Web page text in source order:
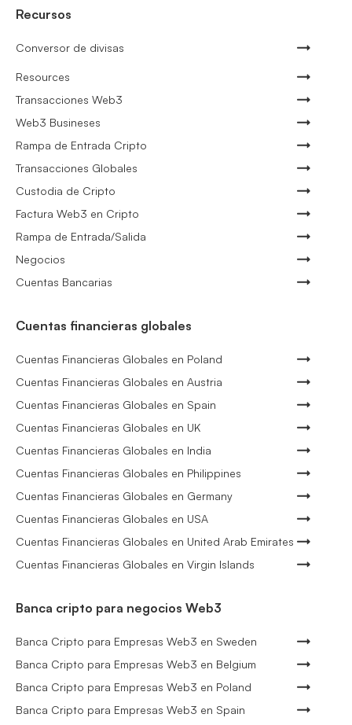
Recursos
Conversor de divisas
Resources
Transacciones Web3
Web3 Busineses
Rampa de Entrada Cripto
Transacciones Globales
Custodia de Cripto
Factura Web3 en Cripto
Rampa de Entrada/Salida
Negocios
Cuentas Bancarias
Cuentas financieras globales
Cuentas Financieras Globales en Poland
Cuentas Financieras Globales en Austria
Cuentas Financieras Globales en Spain
Cuentas Financieras Globales en UK
Cuentas Financieras Globales en India
Cuentas Financieras Globales en Philippines
Cuentas Financieras Globales en Germany
Cuentas Financieras Globales en USA
Cuentas Financieras Globales en United Arab Emirates
Cuentas Financieras Globales en Virgin Islands
Banca cripto para negocios Web3
Banca Cripto para Empresas Web3 en Sweden
Banca Cripto para Empresas Web3 en Belgium
Banca Cripto para Empresas Web3 en Poland
Banca Cripto para Empresas Web3 en Spain